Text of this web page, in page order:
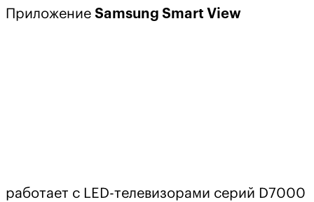
Приложение Samsung Smart View
работает с LED-телевизорами серий D7000